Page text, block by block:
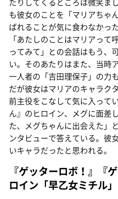
も彼女のことを「マリアちゃ
ばれることが気に食わなかっ
「あたしのことはマリアって
ってみて」との会話はもう、
い。そのあたりはまた、当時
一人者の「吉田理保子」の力
だが彼女はマリアのキャラク
前主役をこなして気に入って
ん』のヒロイン、メグに面差
た、メグちゃんに出会えた」
ンタビューで答えている。彼
いキャラだったと思われる。
『ゲッターロボ！』『
ロイン「早乙女ミチル」